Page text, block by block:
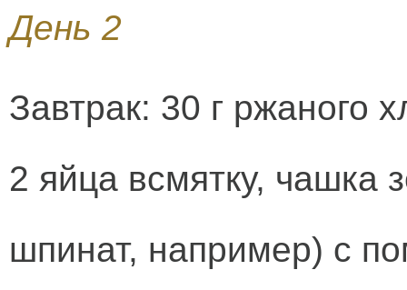
День 2
Завтрак: 30 г ржаного
2 яйца всмятку, чашка
шпинат, например) с